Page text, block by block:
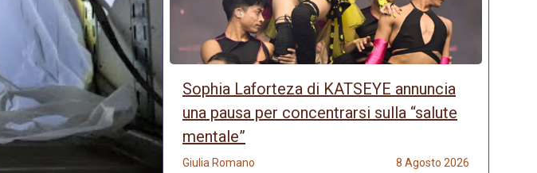
Sophia Laforteza di KATSEYE annuncia
una pausa per concentrarsi sulla “salute
mentale”
Giulia Romano 8 Agosto 2026